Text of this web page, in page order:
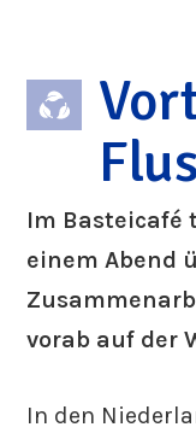
Im Basteicafé
einem Abend
vorab auf der
In den